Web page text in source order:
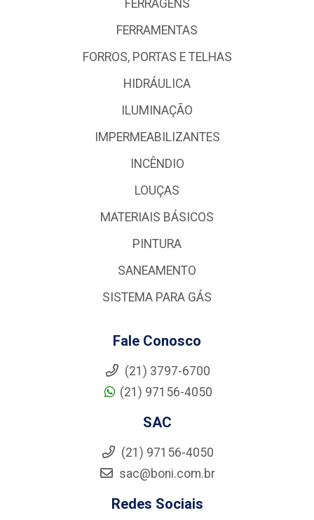
FERRAGENS
FERRAMENTAS
FORROS, PORTAS E TELHAS
HIDRÁULICA
ILUMINAÇÃO
IMPERMEABILIZANTES
INCÊNDIO
LOUÇAS
MATERIAIS BÁSICOS
PINTURA
SANEAMENTO
SISTEMA PARA GÁS
Fale Conosco
(21) 3797-6700
(21) 97156-4050
SAC
(21) 97156-4050
sac@boni.com.br
Redes Sociais